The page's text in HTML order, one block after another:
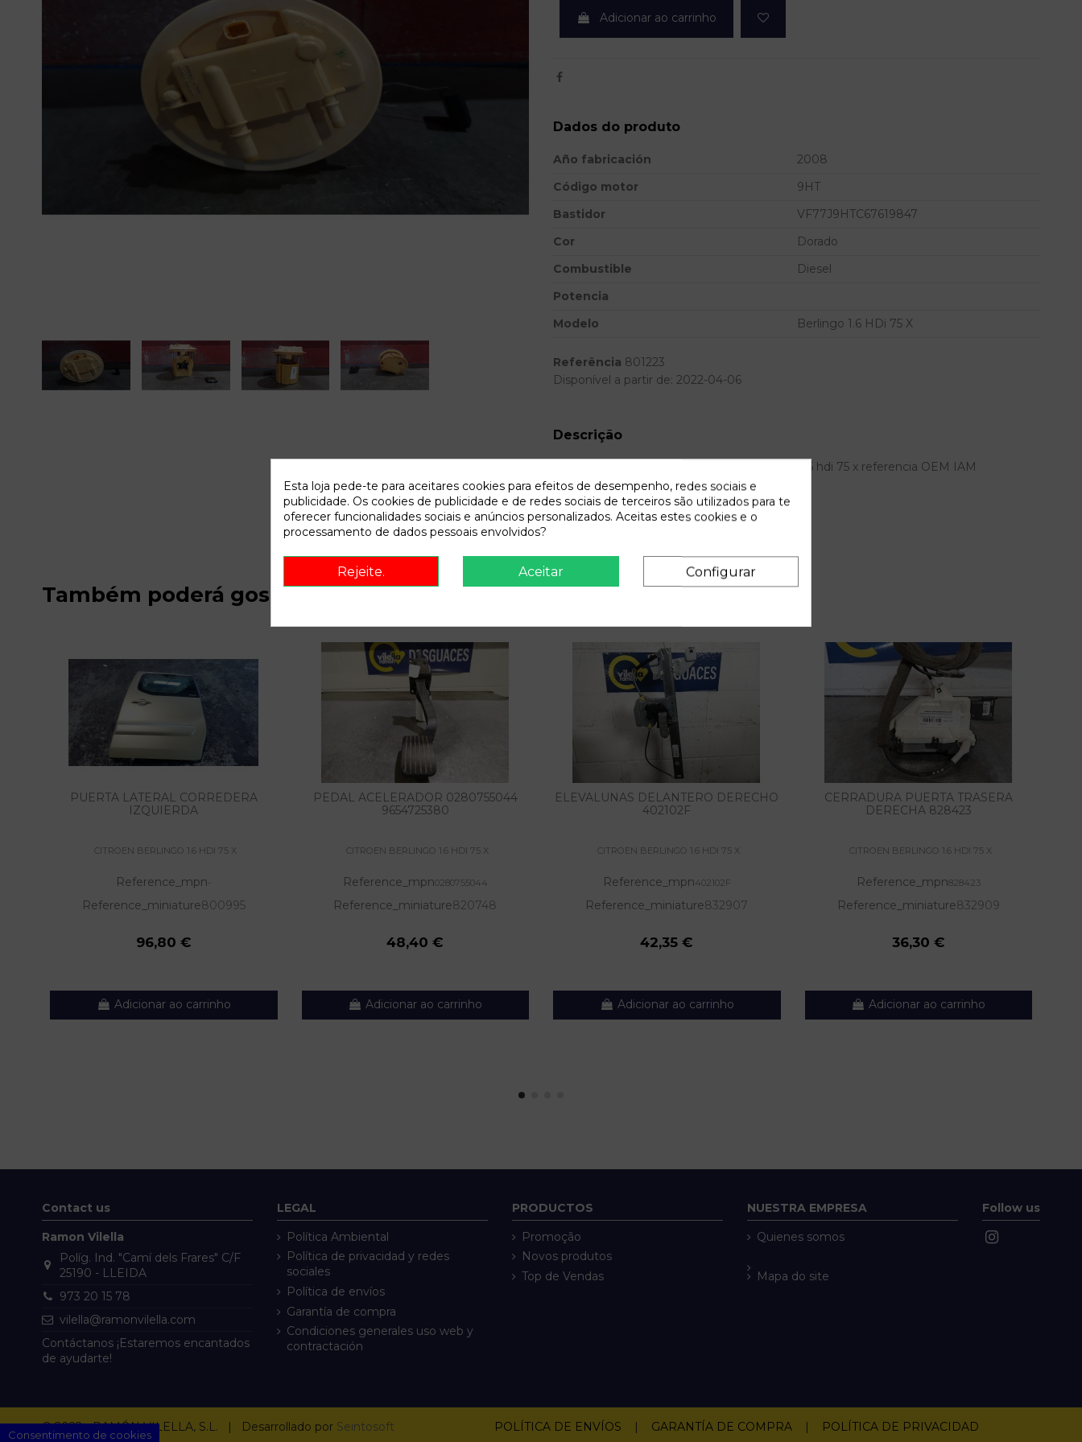
Adicionar ao carrinho
Dados do produto
Año fabricación
2008
Código motor
9HT
Bastidor
VF77J9HTC67619847
Cor
Dorado
Combustible
Diesel
Potencia
Modelo
Berlingo 1.6 HDi 75 X
Referência 801223
Disponível a partir de: 2022-04-06
Descrição
Recambio de aforador para citroen berlingo 1.6 hdi 75 x referencia OEM IAM
Também poderá gostar
PUERTA LATERAL CORREDERA
IZQUIERDA
CITROEN BERLINGO 1.6 HDI 75 X
Reference_mpn-
Reference_miniature800995
96,80 €
Adicionar ao carrinho
PEDAL ACELERADOR 0280755044
9654725380
CITROEN BERLINGO 1.6 HDI 75 X
Reference_mpn0280755044
Reference_miniature820748
48,40 €
Adicionar ao carrinho
ELEVALUNAS DELANTERO DERECHO
402102F
CITROEN BERLINGO 1.6 HDI 75 X
Reference_mpn402102F
Reference_miniature832907
42,35 €
Adicionar ao carrinho
CERRADURA PUERTA TRASERA
DERECHA 828423
CITROEN BERLINGO 1.6 HDI 75 X
Reference_mpn828423
Reference_miniature832909
36,30 €
Adicionar ao carrinho
Contact us
Ramon Vilella
Políg. Ind. "Camí dels Frares" C/F
25190 - LLEIDA
973 20 15 78
vilella@ramonvilella.com
Contáctanos ¡Estaremos encantados
de ayudarte!
LEGAL
Política Ambiental
Política de privacidad y redes
sociales
Política de envíos
Garantía de compra
Condiciones generales uso web y
contractación
PRODUCTOS
Promoção
Novos produtos
Top de Vendas
NUESTRA EMPRESA
Quienes somos
Mapa do site
Follow us
© 2022 - RAMÓN VILELLA, S.L. | Desarrollado por Seintosoft POLÍTICA DE ENVÍOS | GARANTÍA DE COMPRA | POLÍTICA DE PRIVACIDAD
Esta loja pede-te para aceitares cookies para efeitos de desempenho, redes sociais e
publicidade. Os cookies de publicidade e de redes sociais de terceiros são utilizados para te
oferecer funcionalidades sociais e anúncios personalizados. Aceitas estes cookies e o
processamento de dados pessoais envolvidos?
Rejeite. Aceitar Configurar
Consentimento de cookies